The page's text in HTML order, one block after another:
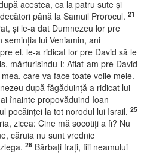
acestea, ca la patru sute şi
până la Samuil Prorocul. 21
şi le-a dat Dumnezeu lor pre
seminţia lui Veniamin, ani
el, le-a ridicat lor pre David să le
mărturisindu-l: Aflat-am pre David
care va face toate voile mele.
după făgăduinţă a ridicat lui
înainte propovăduind Ioan
pocăinţei la tot norodul lui Israil. 25
zicea: Cine mă socotiţi a fi? Nu
căruia nu sunt vrednic
26 Bărbaţi fraţi, fiii neamului